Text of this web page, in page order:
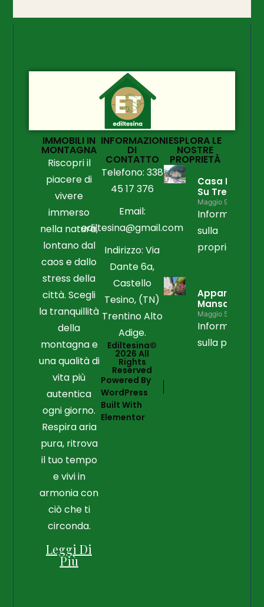
IMMOBILI IN
MONTAGNA
Riscopri il
piacere di
vivere
immerso
nella natura,
lontano dal
caos e dallo
stress della
città. Scegli
la tranquillità
della
montagna e
una qualità di
vita più
autentica
ogni giorno.
Respira aria
pura, ritrova
il tuo tempo
e vivi in
armonia con
ciò che ti
circonda.
Leggi Di
Più
INFORMAZIONI
DI
CONTATTO
Telefono: 338
45 17 376
Email:
ediltesina@gmail.com
Indirizzo: Via
Dante 6a,
Castello
Tesino, (TN)
Trentino Alto
Adige.
Ediltesina©
2026 All
Rights
Reserved
Powered By
WordPress
Built With
Elementor
ESPLORA LE
NOSTRE
PROPRIETÀ
Casa Libera
Su Tre Lati
Maggio 9, 2026
Informazioni
sulla
proprietà
Mansardato
Maggio 5, 2026
Informazioni
sulla